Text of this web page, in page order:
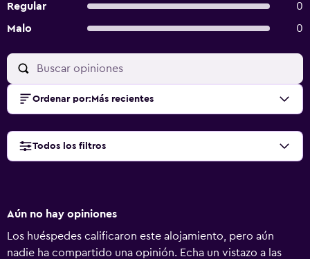
Regular
0
Malo
0
Ordenar por: Más recientes
Todos los filtros
Aún no hay opiniones
Los huéspedes calificaron este alojamiento, pero aún
nadie ha compartido una opinión. Echa un vistazo a las